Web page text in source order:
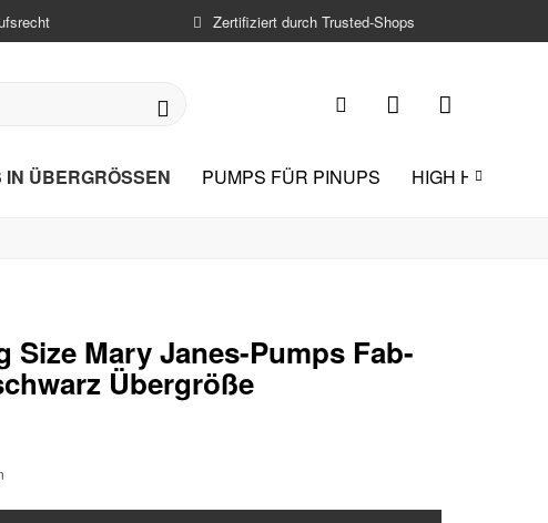
Zertifiziert durch Trusted-Shops
ÜBERGRÖSSEN PUMPS FÜR PINUPS HIGH HEEL-

Size Mary Janes-Pumps Fab-
Übergröße